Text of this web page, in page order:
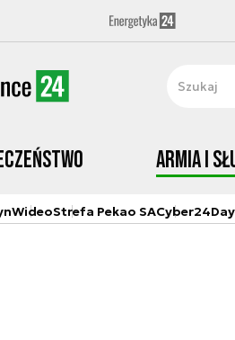
Armia i
WideoStrefa Pekao SA